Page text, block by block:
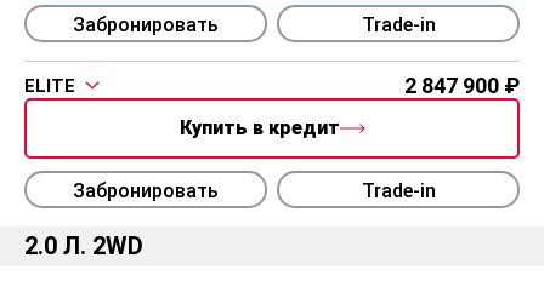
Забронировать Trade-in
ELITE 2 847 900
Купить в кредит
Забронировать Trade-in
2.0 Л. 2WD